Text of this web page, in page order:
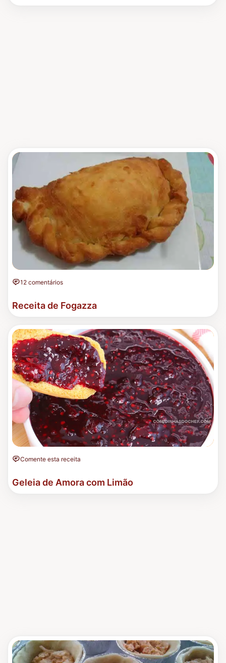
12 comentários
Receita de Fogazza
Comente esta receita
Geleia de Amora com Limão